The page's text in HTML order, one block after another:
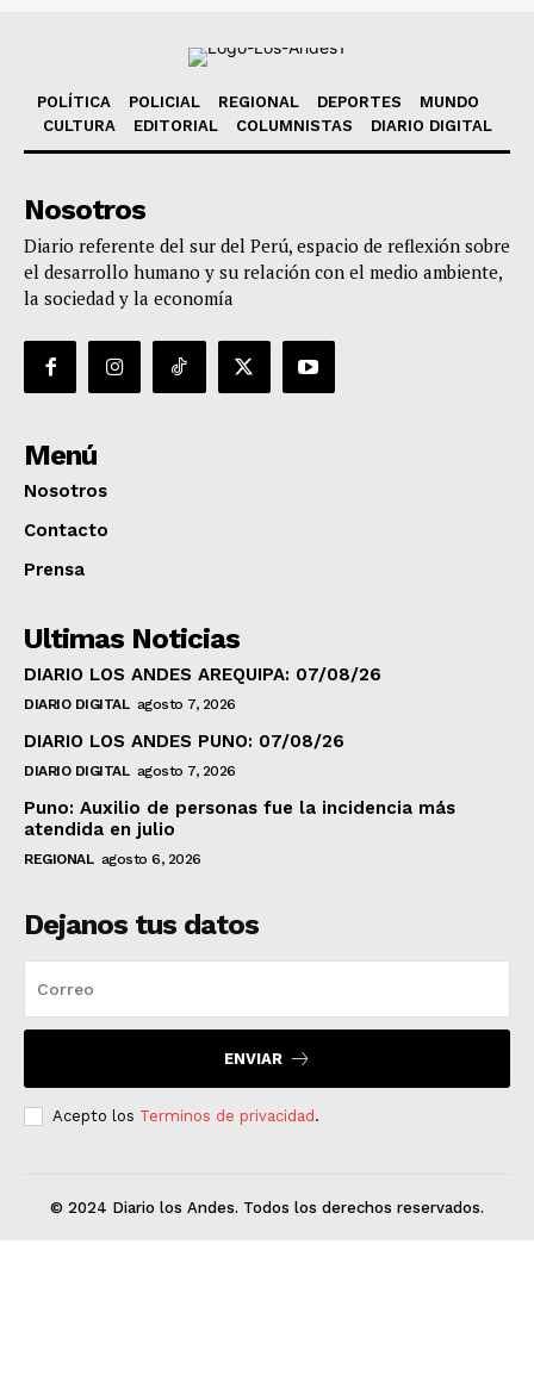
POLÍTICA POLICIAL REGIONAL DEPORTES
MUNDO
CULTURA
EDITORIAL COLUMNISTAS DIARIO DIGITAL
Nosotros
Diario referente del sur del Perú, espacio de reflexión sobre
el desarrollo humano y su relación con el medio ambiente,
la sociedad y la economía
Menú
Nosotros
Contacto
Prensa
Ultimas Noticias
DIARIO LOS ANDES AREQUIPA: 07/08/26
DIARIO DIGITAL agosto 7, 2026
DIARIO LOS ANDES PUNO: 07/08/26
DIARIO DIGITAL agosto 7, 2026
Puno: Auxilio de personas fue la incidencia más
atendida en julio
REGIONAL agosto 6, 2026
Dejanos tus datos
ENVIAR
Acepto los Terminos de privacidad .
© 2024 Diario los Andes. Todos los derechos reservados.